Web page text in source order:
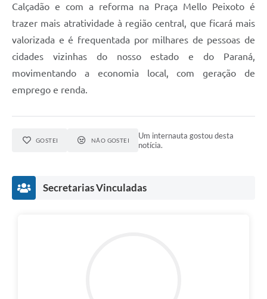
Calçadão e com a reforma na Praça Mello Peixoto é
trazer mais atratividade à região central, que ficará mais
valorizada e é frequentada por milhares de pessoas de
cidades vizinhas do nosso estado e do Paraná,
movimentando a economia local, com geração de
emprego e renda.
GOSTEI NÃO GOSTEI
Um internauta gostou desta
notícia.
Secretarias Vinculadas